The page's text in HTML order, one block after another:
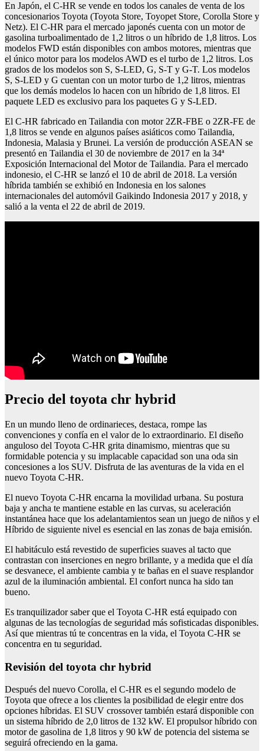
En Japón, el C-HR se vende en todos los canales de venta de los
concesionarios Toyota (Toyota Store, Toyopet Store, Corolla Store y
Netz). El C-HR para el mercado japonés cuenta con un motor de
gasolina turboalimentado de 1,2 litros o un híbrido de 1,8 litros. Los
modelos FWD están disponibles con ambos motores, mientras que
el único motor para los modelos AWD es el turbo de 1,2 litros. Los
grados de los modelos son S, S-LED, G, S-T y G-T. Los modelos
S, S-LED y G cuentan con un motor turbo de 1,2 litros, mientras
que los demás modelos lo hacen con un híbrido de 1,8 litros. El
paquete LED es exclusivo para los paquetes G y S-LED.
El C-HR fabricado en Tailandia con motor 2ZR-FBE o 2ZR-FE de
1,8 litros se vende en algunos países asiáticos como Tailandia,
Indonesia, Malasia y Brunei. La versión de producción ASEAN se
presentó en Tailandia el 30 de noviembre de 2017 en la 34ª
Exposición Internacional del Motor de Tailandia. Para el mercado
indonesio, el C-HR se lanzó el 10 de abril de 2018. La versión
híbrida también se exhibió en Indonesia en los salones
internacionales del automóvil Gaikindo Indonesia 2017 y 2018, y
salió a la venta el 22 de abril de 2019.
Precio del toyota chr hybrid
En un mundo lleno de ordinarieces, destaca, rompe las
convenciones y confía en el valor de lo extraordinario. El diseño
anguloso del Toyota C-HR grita dinamismo, mientras que su
formidable potencia y su implacable capacidad son una oda sin
concesiones a los SUV. Disfruta de las aventuras de la vida en el
nuevo Toyota C-HR.
El nuevo Toyota C-HR encarna la movilidad urbana. Su postura
baja y ancha te mantiene estable en las curvas, su aceleración
instantánea hace que los adelantamientos sean un juego de niños y el
Híbrido de siguiente nivel es esencial en las zonas de baja emisión.
El habitáculo está revestido de superficies suaves al tacto que
contrastan con inserciones en negro brillante, y a medida que el día
se desvanece, el ambiente cambia y te bañas en el suave resplandor
azul de la iluminación ambiental. El confort nunca ha sido tan
bueno.
Es tranquilizador saber que el Toyota C-HR está equipado con
algunas de las tecnologías de seguridad más sofisticadas disponibles.
Así que mientras tú te concentras en la vida, el Toyota C-HR se
concentra en tu seguridad.
Revisión del toyota chr hybrid
Después del nuevo Corolla, el C-HR es el segundo modelo de
Toyota que ofrece a los clientes la posibilidad de elegir entre dos
opciones híbridas. El SUV crossover también estará disponible con
un sistema híbrido de 2,0 litros de 132 kW. El propulsor híbrido con
motor de gasolina de 1,8 litros y 90 kW de potencia del sistema se
seguirá ofreciendo en la gama.